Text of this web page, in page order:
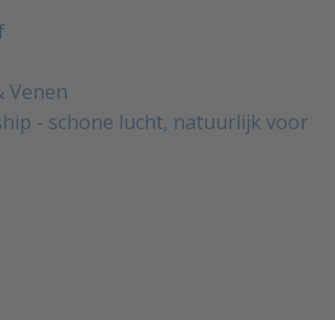
Venen
- schone lucht, natuurlijk voor